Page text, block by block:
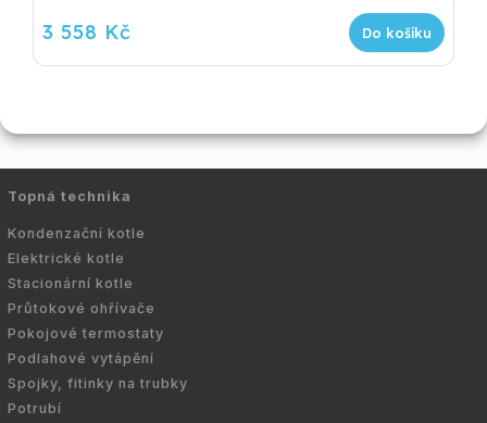
3 558 Kč Do košíku
Topná technika
Kondenzační kotle
Elektrické kotle
Stacionární kotle
Průtokové ohřívače
Pokojové termostaty
Podlahové vytápění
Spojky, fitinky na trubky
Potrubí